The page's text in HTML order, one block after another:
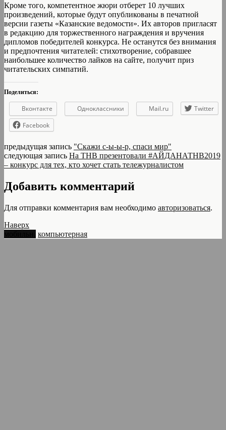
Кроме того, компетентное жюри отберет 10 лучших
произведений, которые будут опубликованы в печатной
версии газеты «Казанские ведомости». Их авторов пригласят
в редакцию для торжественного награждения и вручения
дипломов победителей конкурса. Не останутся без внимания
и предпочтения читателей: стихотворение, собравшее
наибольшее количество лайков на сайте, получит приз
читательских симпатий.
Поделиться:
Вконтакте Одноклассники Mail.ru
Twitter
Facebook
предыдущая запись "Скажи с-ы-ы-р, спаси мир"
следующая запись На ТНВ презентовали #АЙДАНАТНВ2019
– конкурс для тех, кто хочет стать тележурналистом
Добавить комментарий
Для отправки комментария вам необходимо авторизоваться.
Наверх
компьютерная